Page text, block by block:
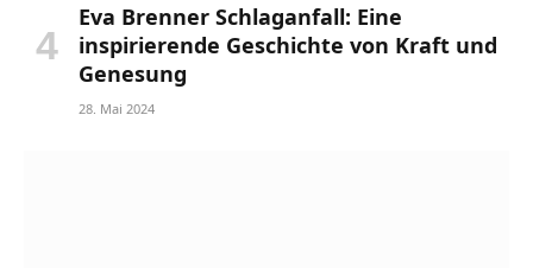
Eva Brenner Schlaganfall: Eine
inspirierende Geschichte von Kraft und
Genesung
28. Mai 2024